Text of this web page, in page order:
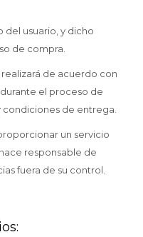
del usuario, y dicho
de compra.
de acuerdo con
el proceso de
de entrega.
un servicio
responsable de
fuera de su control.